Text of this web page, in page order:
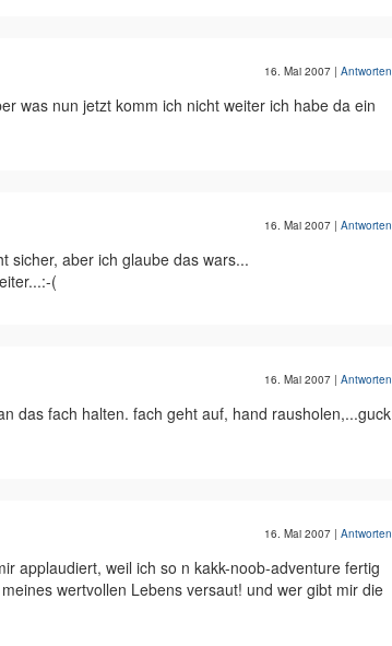
16. Mai 2007 | Antworten
was nun jetzt komm ich nicht weiter ich habe da ein
16. Mai 2007 | Antworten
sicher, aber ich glaube das wars...
(
16. Mai 2007 | Antworten
das fach halten. fach geht auf, hand rausholen,...guck
16. Mai 2007 | Antworten
applaudiert, weil ich so n kakk-noob-adventure fertig
wertvollen Lebens versaut! und wer gibt mir die